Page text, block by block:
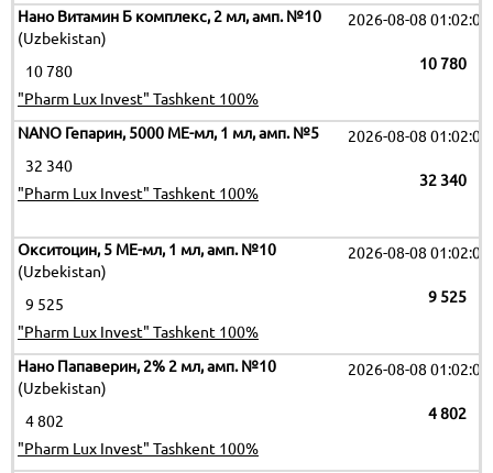
Нано Витамин Б комплекс, 2 мл, амп. №10
(Uzbekistan)
2026-08-08 01:02:09
10 780
10 780
"Pharm Lux Invest" Tashkent 100%
NANO Гепарин, 5000 МЕ-мл, 1 мл, амп. №5
2026-08-08 01:02:09
32 340
32 340
"Pharm Lux Invest" Tashkent 100%
Окситоцин, 5 МЕ-мл, 1 мл, амп. №10
(Uzbekistan)
2026-08-08 01:02:09
9 525
9 525
"Pharm Lux Invest" Tashkent 100%
Нано Папаверин, 2% 2 мл, амп. №10
(Uzbekistan)
2026-08-08 01:02:09
4 802
4 802
"Pharm Lux Invest" Tashkent 100%